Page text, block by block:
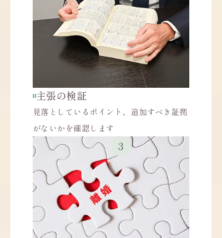
主張の検証
見落としているポイント、追加すべき証拠
がないかを確認します